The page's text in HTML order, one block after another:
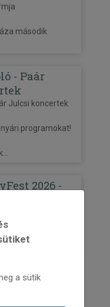
a sütik
második
- Paár
Julcsi koncertek
programokat!
2026 -
Balatonboglár
Fesztivál